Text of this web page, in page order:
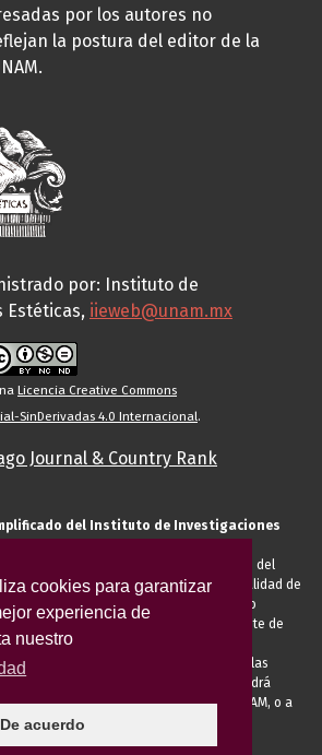
cookies para garantizar
experiencia de
nuestro
De acuerdo
por los autores no
la postura del editor de la
por: Instituto de
Estéticas, iieweb@unam.mx
Licencia Creative Commons
SinDerivadas 4.0 Internacional.
del Instituto de Investigaciones
Estéticas de la UNAM, es responsable del
personales para el registro de usted en calidad de
de la entidad académica, conferencista o
o extranjero), visitante, proveedor o cliente de
cumplir las finalidades necesarias
otras aquellas exigidas legalmente o por las
podrá transferir sus datos personales. Podrá
en la Unidad de Transparencia de la UNAM, o a
de Transparencia.